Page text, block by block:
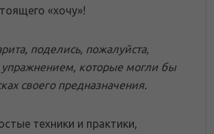
«хочу»!
поделись, пожалуйста,
упражнением, которые могли бы
своего предназначения.
техники и практики,